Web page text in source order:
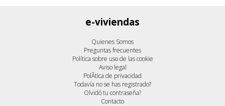
e-viviendas
Quienes Somos
Preguntas frecuentes
Política sobre uso de las cookie
Aviso legal
PolÃ­tica de privacidad
Todavía no se has registrado?
Olvidó tu contraseña?
Contacto